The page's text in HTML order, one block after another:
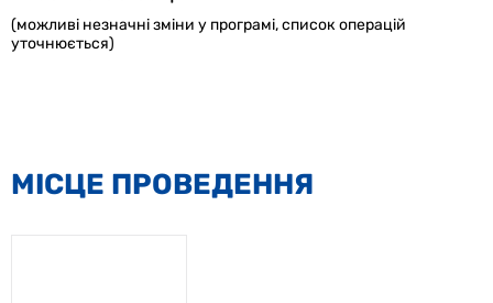
(можливі незначні зміни у програмі, список операцій
уточнюється)
МIСЦЕ ПРОВЕДЕННЯ